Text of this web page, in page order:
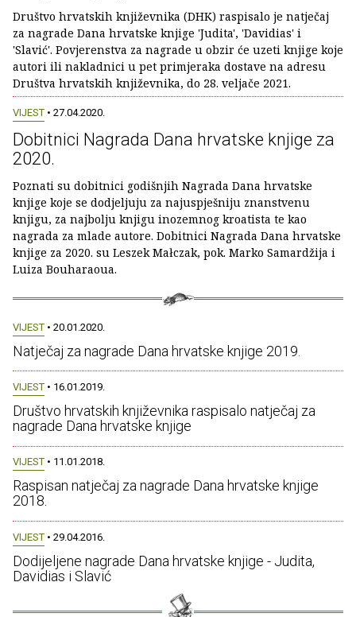
Društvo hrvatskih književnika (DHK) raspisalo je natječaj
za nagrade Dana hrvatske knjige 'Judita', 'Davidias' i
'Slavić'. Povjerenstva za nagrade u obzir će uzeti knjige koje
autori ili nakladnici u pet primjeraka dostave na adresu
Društva hrvatskih književnika, do 28. veljače 2021.
VIJEST • 27.04.2020.
Dobitnici Nagrada Dana hrvatske knjige za
2020.
Poznati su dobitnici godišnjih Nagrada Dana hrvatske
knjige koje se dodjeljuju za najuspješniju znanstvenu
knjigu, za najbolju knjigu inozemnog kroatista te kao
nagrada za mlade autore. Dobitnici Nagrada Dana hrvatske
knjige za 2020. su Leszek Małczak, pok. Marko Samardžija i
Luiza Bouharaoua.
VIJEST • 20.01.2020.
Natječaj za nagrade Dana hrvatske knjige 2019.
VIJEST • 16.01.2019.
Društvo hrvatskih književnika raspisalo natječaj za
nagrade Dana hrvatske knjige
VIJEST • 11.01.2018.
Raspisan natječaj za nagrade Dana hrvatske knjige
2018.
VIJEST • 29.04.2016.
Dodijeljene nagrade Dana hrvatske knjige - Judita,
Davidias i Slavić